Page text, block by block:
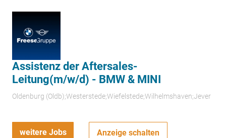
Assistenz der Aftersales-
Leitung(m/w/d) - BMW & MINI
Oldenburg (Oldb);Westerstede;Wiefelstede;Wilhelmshaven;Jever
weitere Jobs Anzeige schalten